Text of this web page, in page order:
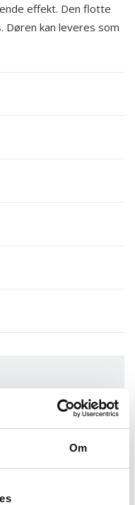
Om
effekt. Den flotte
kan leveres som
NÆSTEN ALLE NCS S OG